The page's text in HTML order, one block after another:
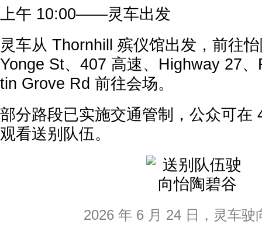
上午 10:00——灵车出发
灵车从 Thornhill 殡仪馆出发，前往
Yonge St、407 高速、Highway 27
tin Grove Rd 前往会场。
部分路段已实施交通管制，公众可在
观看送别队伍。
2026 年 6 月 24 日，灵车驶